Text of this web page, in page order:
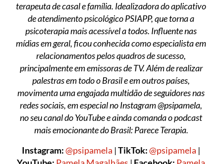
terapeuta de casal e família. Idealizadora do aplicativo
de atendimento psicológico PSIAPP, que torna a
psicoterapia mais acessível a todos. Influente nas
mídias em geral, ficou conhecida como especialista em
relacionamentos pelos quadros de sucesso,
principalmente em emissoras de TV. Além de realizar
palestras em todo o Brasil e em outros países,
movimenta uma engajada multidão de seguidores nas
redes sociais, em especial no Instagram @psipamela,
no seu canal do YouTube e ainda comanda o podcast
mais emocionante do Brasil: Parece Terapia.
Instagram:@psipamela |TikTok:@psipamela |